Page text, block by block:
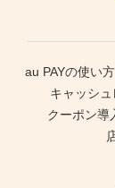
au PAYの使い方
キャッシュ
クーポン導